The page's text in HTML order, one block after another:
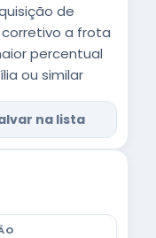
de
a frota
percentual
ou similar
na lista